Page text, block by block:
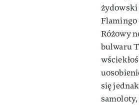
żydowski
Flamingo
Różowy
bulwaru
się
samoloty,